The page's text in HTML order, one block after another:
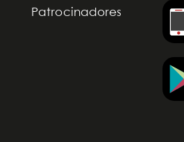
Patrocinadores